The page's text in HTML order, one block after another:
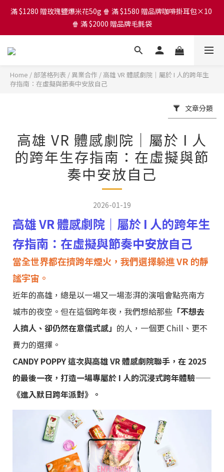
滿 $1280 贈玫瑰鹽爆米花50g 🍿 滿 $1580 贈品牌咖啡掛耳包×10
🍿 滿 $2000 贈品牌毛氈袋
滿 $1280 贈玫瑰鹽爆米花50g 🍿 滿 $1580 贈品牌咖啡掛耳包×10
🍿 滿 $2000 贈品牌毛氈袋
芒果爆米花買大送小
滿 $1280 贈玫瑰鹽爆米花50g 🍿 滿 $1580 贈品牌咖啡掛耳包×10
Home / 部落格列表 / 異業合作 / 高雄 VR 體感劇院｜屬於 I 人的跨年生
存指南：在虛擬與節奏中安放自己
文章分類
高雄 VR 體感劇院｜屬於 I 人
的跨年生存指南：在虛擬與節
奏中安放自己
2026-01-19
高雄 VR 體感劇院｜屬於 I 人的跨年生
存指南：在虛擬與節奏中安放自己
當全世界都在擠跨年煙火，我們選擇躲進 VR 的靜
謐宇宙。
近年的高雄，總是以一場又一場澎湃的演唱會點亮南方
城市的夜空。但在這個跨年夜，我們想給那些 「不想去
人擠人、卻仍然在意儀式感」 的人，一個更 Chill、更不
費力的選擇。
CANDY POPPY 這次與高雄 VR 體感劇院聯手，在 2025
的最後一夜，打造一場專屬於 I 人的沉浸式跨年體驗——
《進入默日跨年派對》。